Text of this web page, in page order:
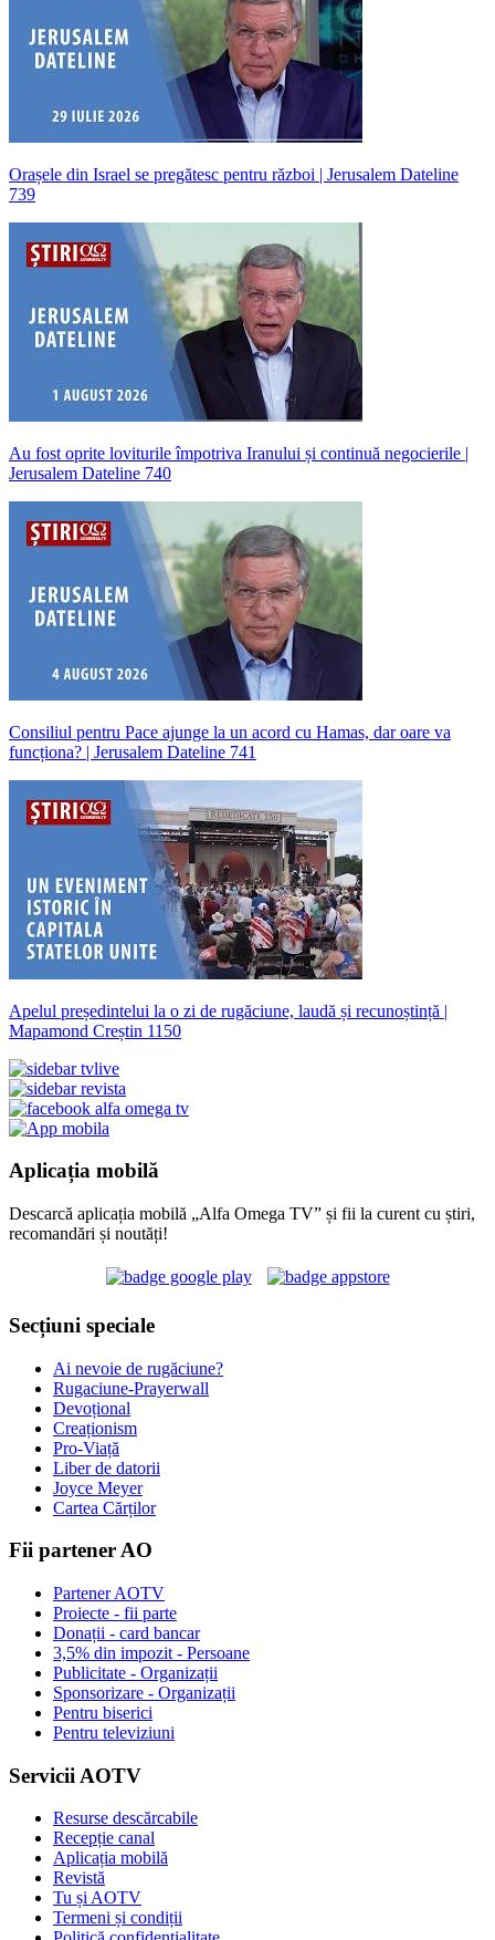
Orașele din Israel se pregătesc pentru război | Jerusalem Dateline
739
Au fost oprite loviturile împotriva Iranului și continuă negocierile |
Jerusalem Dateline 740
Consiliul pentru Pace ajunge la un acord cu Hamas, dar oare va
funcționa? | Jerusalem Dateline 741
Apelul președintelui la o zi de rugăciune, laudă și recunoștință |
Mapamond Creștin 1150
Aplicația mobilă
Descarcă aplicația mobilă „Alfa Omega TV” și fii la curent cu știri,
recomandări și noutăți!
Secțiuni speciale
Ai nevoie de rugăciune?
Rugaciune-Prayerwall
Devoțional
Creaționism
Pro-Viață
Liber de datorii
Joyce Meyer
Cartea Cărților
Fii partener AO
Partener AOTV
Proiecte - fii parte
Donații - card bancar
3,5% din impozit - Persoane
Publicitate - Organizații
Sponsorizare - Organizații
Pentru biserici
Pentru televiziuni
Servicii AOTV
Resurse descărcabile
Recepție canal
Aplicația mobilă
Revistă
Tu și AOTV
Termeni și condiții